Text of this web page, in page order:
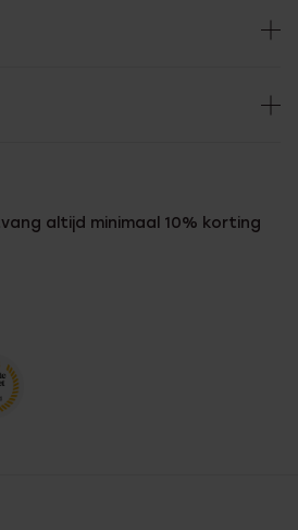
altijd minimaal 10% korting